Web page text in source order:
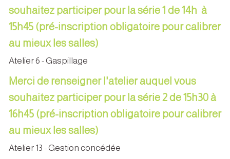
souhaitez participer pour la série 1 de 14h à
15h45 (pré-inscription obligatoire pour calibrer
au mieux les salles)
Atelier 6 - Gaspillage
Merci de renseigner l'atelier auquel vous
souhaitez participer pour la série 2 de 15h30 à
16h45 (pré-inscription obligatoire pour calibrer
au mieux les salles)
Atelier 13 - Gestion concédée